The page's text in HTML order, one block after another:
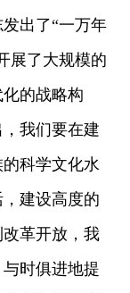
出了“一万年
展了大规模的
的战略构
我们要在建
科学文化水
建设高度的
革开放，我
时俱进地提